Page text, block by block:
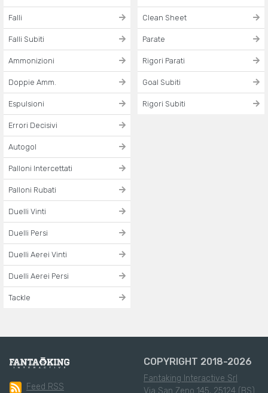
Falli
Falli Subiti
Ammonizioni
Doppie Amm.
Espulsioni
Errori Decisivi
Autogol
Palloni Intercettati
Palloni Rubati
Duelli Vinti
Duelli Persi
Duelli Aerei Vinti
Duelli Aerei Persi
Tackle
Clean Sheet
Parate
Rigori Parati
Goal Subiti
Rigori Subiti
Feed RSS
COPYRIGHT 2018-2026
Fantaking Interactive Srl